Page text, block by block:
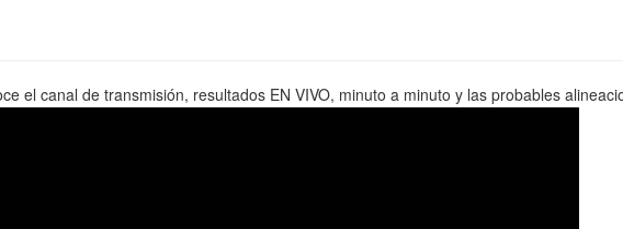
el canal de transmisión, resultados EN VIVO, minuto a minuto y las probables